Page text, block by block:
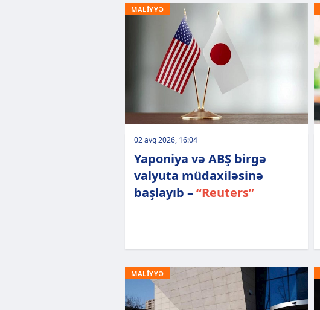
MALİYYƏ
02 avq 2026, 16:04
Yaponiya və ABŞ birgə
valyuta müdaxiləsinə
başlayıb –“Reuters”
MALİYYƏ